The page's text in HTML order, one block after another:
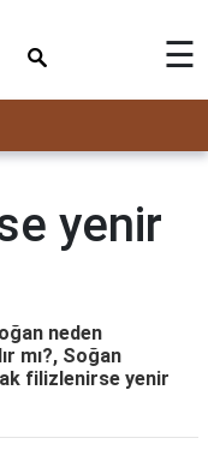
☰
yenir
neden
mı?, Soğan
filizlenirse yenir